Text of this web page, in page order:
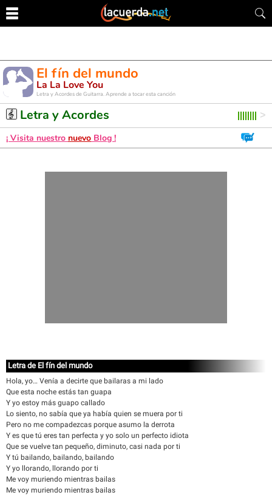
El fín del mundo
La La Love You
Letra y Acordes de Guitarra. Aprende a tocar esta canción
Letra y Acordes
¡ Visita nuestro nuevo Blog !
Letra de El fín del mundo
Hola, yo… Venía a decirte que bailaras a mi lado
Que esta noche estás tan guapa
Y yo estoy más guapo callado
Lo siento, no sabía que ya había quien se muera por ti
Pero no me compadezcas porque asumo la derrota
Y es que tú eres tan perfecta y yo solo un perfecto idiota
Que se vuelve tan pequeño, diminuto, casi nada por ti
Y tú bailando, bailando, bailando
Y yo llorando, llorando por ti
Me voy muriendo mientras bailas
Me voy muriendo mientras bailas